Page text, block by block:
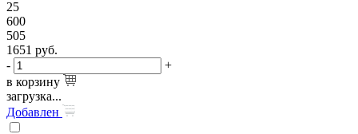
25
600
505
1651 руб.
-
+
в корзину
загрузка...
Добавлен